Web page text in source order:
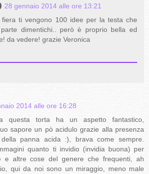
28 gennaio 2014 alle ore 13:21
ti vengono 100 idee per la testa che
dimentichi.. però è proprio bella ed
da vedere! grazie Veronica
2014 alle ore 16:28
questa torta ha un aspetto fantastico,
sapore un pò acidulo grazie alla presenza
panna acida :), brava come sempre.
quanto ti invidio (invidia buona) per
e altre cose del genere che frequenti, ah
qui da noi sono un miraggio, meno male